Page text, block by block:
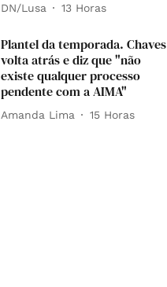
DN/Lusa 13 Horas
Plantel da temporada. Chaves
volta atrás e diz que "não
existe qualquer processo
pendente com a AIMA"
Amanda Lima 15 Horas